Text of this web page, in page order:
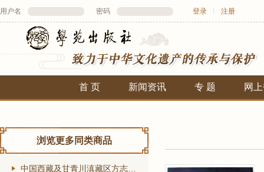
用户名 密码 登录 注册
首 页 新闻资讯 专 题 网
浏览更多同类商品